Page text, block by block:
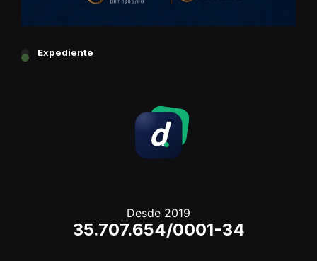
Expediente
Desde 2019
35.707.654/0001-34